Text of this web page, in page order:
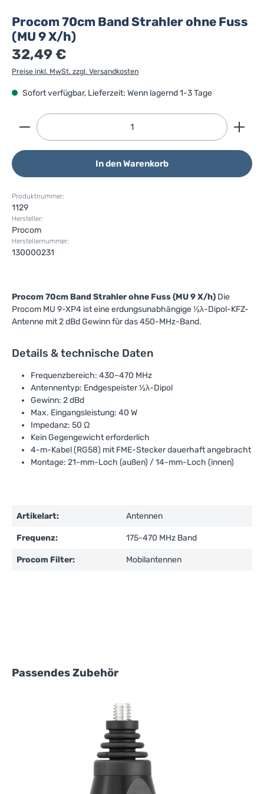
Procom 70cm Band Strahler ohne Fuss
(MU 9 X/h)
32,49 €
Preise inkl. MwSt. zzgl. Versandkosten
Sofort verfügbar, Lieferzeit: Wenn lagernd 1-3 Tage
Produkt Anzahl: Gib den gewünschten Wert ein
In den Warenkorb
Produktnummer:
1129
Hersteller:
Procom
Herstellernummer:
130000231
Procom 70cm Band Strahler ohne Fuss (MU 9 X/h) Die
Procom MU 9-XP4 ist eine erdungsunabhängige ½λ-Dipol-KFZ-
Antenne mit 2 dBd Gewinn für das 450-MHz-Band.
Details & technische Daten
Frequenzbereich: 430–470 MHz
Antennentyp: Endgespeister ½λ-Dipol
Gewinn: 2 dBd
Max. Eingangsleistung: 40 W
Impedanz: 50 Ω
Kein Gegengewicht erforderlich
4-m-Kabel (RG58) mit FME-Stecker dauerhaft angebracht
Montage: 21-mm-Loch (außen) / 14-mm-Loch (innen)
Artikelart: Antennen
Frequenz: 175-470 MHz Band
Procom Filter: Mobilantennen
Produktgalerie überspringen
Passendes Zubehör